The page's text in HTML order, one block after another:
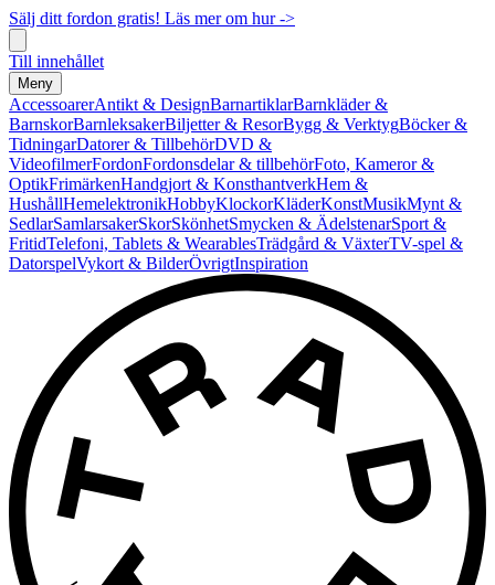
Sälj ditt fordon gratis! Läs mer om hur ->
Till innehållet
Meny
AccessoarerAntikt & DesignBarnartiklarBarnkläder &
BarnskorBarnleksakerBiljetter & ResorBygg & VerktygBöcker &
TidningarDatorer & TillbehörDVD &
VideofilmerFordonFordonsdelar & tillbehörFoto, Kameror &
OptikFrimärkenHandgjort & KonsthantverkHem &
HushållHemelektronikHobbyKlockorKläderKonstMusikMynt &
SedlarSamlarsakerSkorSkönhetSmycken & ÄdelstenarSport &
FritidTelefoni, Tablets & WearablesTrädgård & VäxterTV-spel &
DatorspelVykort & BilderÖvrigtInspiration